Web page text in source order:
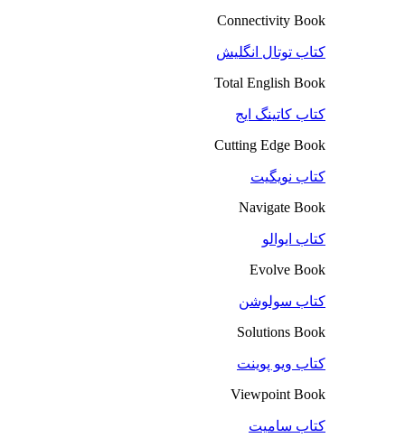
Connectivity Book
کتاب توتال انگلیش
Total English Book
کتاب کاتینگ ایج
Cutting Edge Book
کتاب نویگیت
Navigate Book
کتاب ایوالو
Evolve Book
کتاب سولوشن
Solutions Book
کتاب ویو پوینت
Viewpoint Book
کتاب سامیت